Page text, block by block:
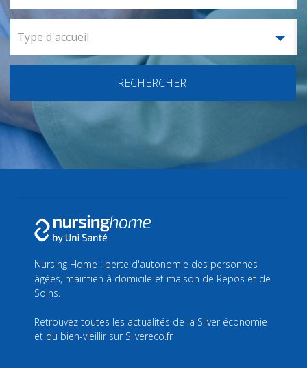
Type d'accueil
RECHERCHER
Nursing Home : perte d'autonomie des personnes
âgées, maintien à domicile et maison de Repos et de
Soins.
Retrouvez toutes les actualités de la Silver économie
et du bien-vieillir sur Silvereco.fr